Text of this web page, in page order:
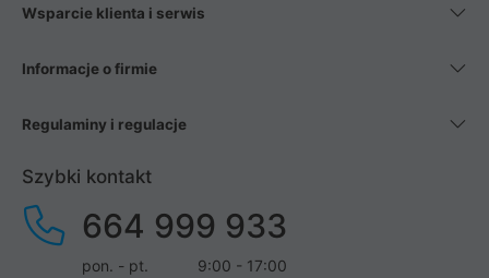
Wsparcie klienta i serwis
Informacje o firmie
Regulaminy i regulacje
Szybki kontakt
664 999 933
pon. - pt.
9:00 - 17:00